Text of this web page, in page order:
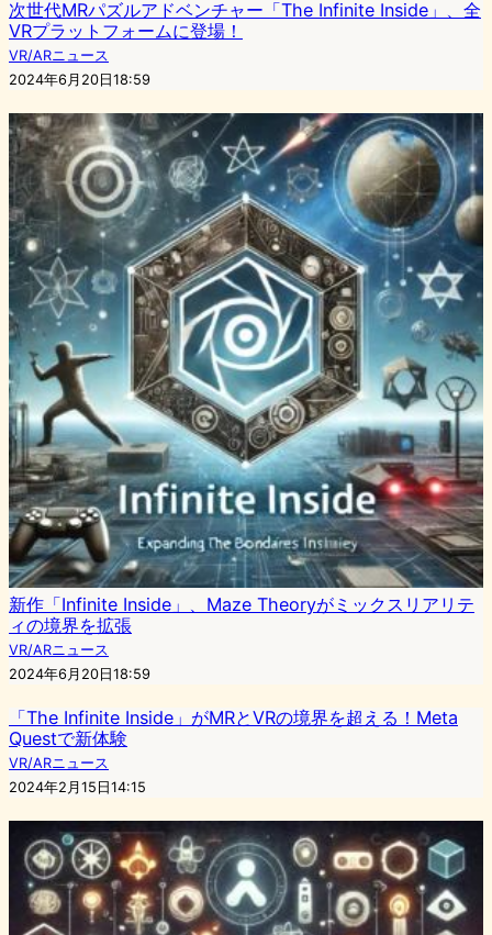
次世代MRパズルアドベンチャー「The Infinite Inside」、全
VRプラットフォームに登場！
VR/ARニュース
2024年6月20日18:59
新作「Infinite Inside」、Maze Theoryがミックスリアリテ
ィの境界を拡張
VR/ARニュース
2024年6月20日18:59
「The Infinite Inside」がMRとVRの境界を超える！Meta
Questで新体験
VR/ARニュース
2024年2月15日14:15